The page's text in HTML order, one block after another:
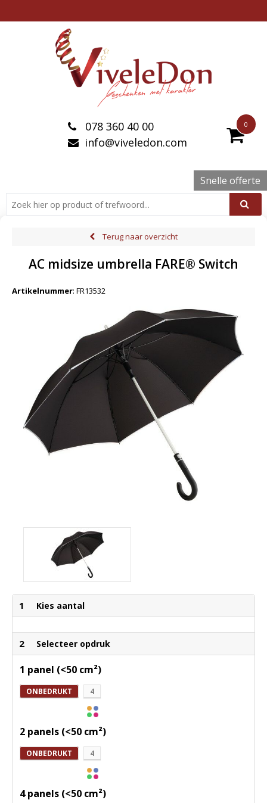
0
078 360 40 00
info@viveledon.com
Snelle offerte
Terug naar overzicht
AC midsize umbrella FARE® Switch
Artikelnummer: FR13532
1 Kies aantal
2 Selecteer opdruk
1 panel (<50 cm²)
ONBEDRUKT 4
2 panels (<50 cm²)
ONBEDRUKT 4
4 panels (<50 cm²)